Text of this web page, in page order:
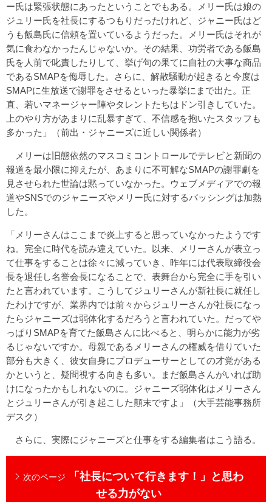
ー氏は緊張状態にあったということでもある。メリー氏は娘の
ジュリー氏を社長にするつもりだったけれど、ジャニー氏はど
うも飯島氏に信頼を置いているようだった。メリー氏はそれが
気に食わなかったんじゃないか。その結果、功労者である飯島
氏を人前で叱責したりして、挙げ句の果てに自社の大事な商品
であるSMAPを侮辱した。さらに、解散騒動が起きると今度は
SMAPに生放送で謝罪をさせるといった暴挙にまで出た。正
直、若いマネージャー陣やタレントたちはドン引きしていた。
上のやり方があまりに乱暴すぎて、不信感を抱いたスタッフも
多かった」（前出・ジャニーズに近しい関係者）
メリーは旧態依然のマスコミコントロールでテレビと新聞の
報道を最小限に抑えたが、あまりに不可解なSMAPの謝罪劇を
見させられた世論は黙っていなかった。ウェブメディアでの報
道やSNSでのジャニーズやメリー氏に対するバッシングは加熱
した。
「メリーさんはここまで炎上すると思っていなかったようです
ね。完全に時代を読み違えていた。以来、メリーさんが表立っ
て仕事をすることは徐々に減っていき、昨年には代表取締役会
長を退任し名誉会長になることで、表舞台から完全に手を引い
たと言われています。こうしてジュリーさんが新社長に就任し
たわけですが、業界内では前々からジュリーさんが社長になっ
たらジャニーズは弱体化するだろうと言われていた。だってや
っぱりSMAPを育てた飯島さんに比べると、明らかに能力が劣
るじゃないですか。母親であるメリーさんの権威を借りていた
部分も大きく、彼女自身にプロデューサーとしての才覚がある
かというと、疑問視する向きも多い。まだ飯島さんがいれば助
けになったかもしれないのに。ジャニーズ弱体化はメリーさん
とジュリーさんが引き起こした顛末ですよ」（大手芸能事務所
デスク）
さらに、実際にジャニーズと仕事をする編集者はこう語る。
次のページ
「社長について行きます！」と思わ
せる力がない